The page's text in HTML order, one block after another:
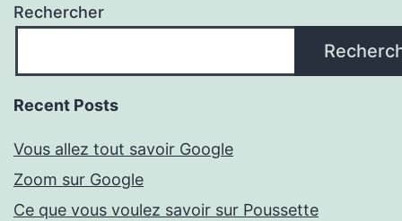
Rechercher
Recent Posts
Vous allez tout savoir Google
Zoom sur Google
Ce que vous voulez savoir sur Poussette